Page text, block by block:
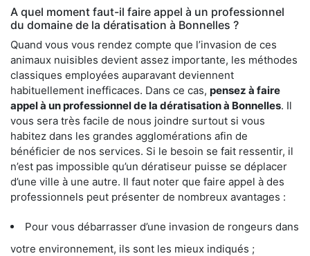
A quel moment faut-il faire appel à un professionnel
du domaine de la dératisation à Bonnelles ?
Quand vous vous rendez compte que l’invasion de ces
animaux nuisibles devient assez importante, les méthodes
classiques employées auparavant deviennent
habituellement inefficaces. Dans ce cas, pensez à faire
appel à un professionnel de la dératisation à Bonnelles. Il
vous sera très facile de nous joindre surtout si vous
habitez dans les grandes agglomérations afin de
bénéficier de nos services. Si le besoin se fait ressentir, il
n’est pas impossible qu’un dératiseur puisse se déplacer
d’une ville à une autre. Il faut noter que faire appel à des
professionnels peut présenter de nombreux avantages :
Pour vous débarrasser d’une invasion de rongeurs dans
votre environnement, ils sont les mieux indiqués ;